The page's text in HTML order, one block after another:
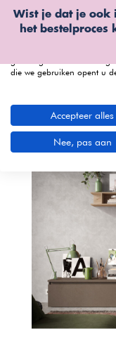
Wist je dat je ook
het bestelproces
Wij gebruiken cookies
We kunnen deze plaatsen
onze website te
die we gebruiken opent u
Accepteer alles
Nee, pas aan